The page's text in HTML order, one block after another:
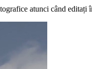
atunci când